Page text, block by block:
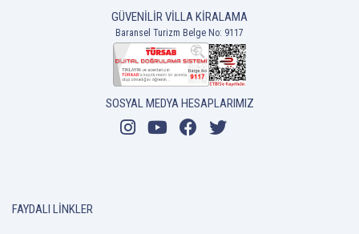
10 Kişi
GÜVENILIR VILLA KIRALAMA
Baransel Turizm Belge No: 9117
SOSYAL MEDYA HESAPLARIMIZ
FAYDALI LINKLER